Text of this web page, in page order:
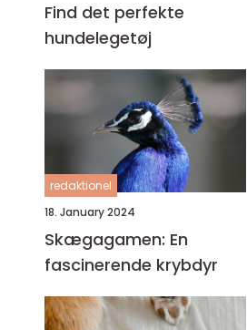
Find det perfekte
hundelegetøj
redaktionel
18. January 2024
Skægagamen: En
fascinerende krybdyr